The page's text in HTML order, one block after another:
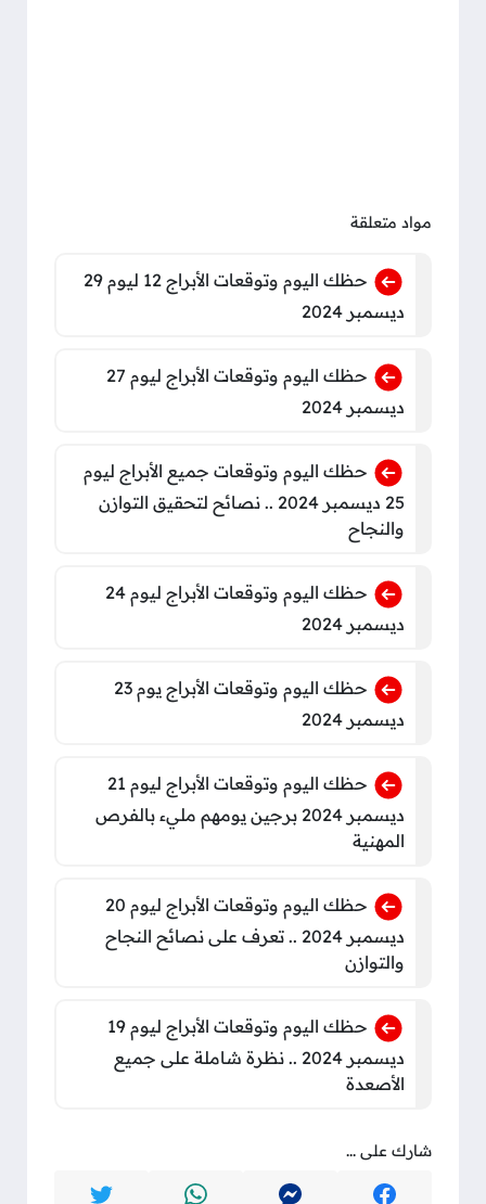
مواد متعلقة
حظك اليوم وتوقعات الأبراج 12 ليوم 29
ديسمبر 2024
حظك اليوم وتوقعات الأبراج ليوم 27
ديسمبر 2024
حظك اليوم وتوقعات جميع الأبراج ليوم
25 ديسمبر 2024 .. نصائح لتحقيق التوازن
والنجاح
حظك اليوم وتوقعات الأبراج ليوم 24
ديسمبر 2024
حظك اليوم وتوقعات الأبراج يوم 23
ديسمبر 2024
حظك اليوم وتوقعات الأبراج ليوم 21
ديسمبر 2024 برجين يومهم مليء بالفرص
المهنية
حظك اليوم وتوقعات الأبراج ليوم 20
ديسمبر 2024 .. تعرف على نصائح النجاح
والتوازن
حظك اليوم وتوقعات الأبراج ليوم 19
ديسمبر 2024 .. نظرة شاملة على جميع
الأصعدة
شارك على ...